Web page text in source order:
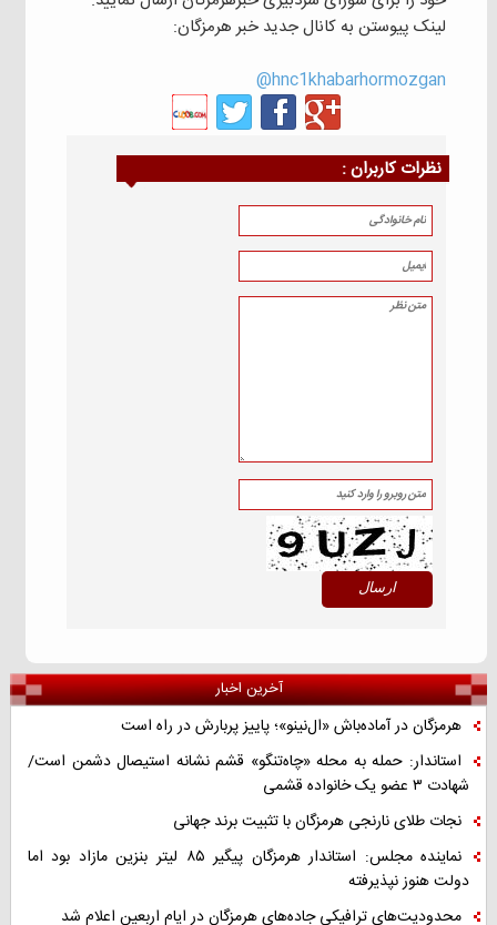
لینک پیوستن به کانال جدید خبر هرمزگان:
hnc1khabarhormozgan@
نظرات كاربران :
آخرین اخبار
هرمزگان در آماده‌باش «ال‌نینو»؛ پاییز پربارش در راه است
استاندار: حمله به محله «چاه‌تنگو» قشم نشانه استیصال دشمن است/
شهادت ۳ عضو یک خانواده قشمی
نجات طلای نارنجی هرمزگان با تثبیت برند جهانی
نماینده مجلس: استاندار هرمزگان پیگیر ۸۵ لیتر بنزین مازاد بود اما
دولت هنوز نپذیرفته
محدودیت‌های ترافیکی جاده‌های هرمزگان در ایام اربعین اعلام شد